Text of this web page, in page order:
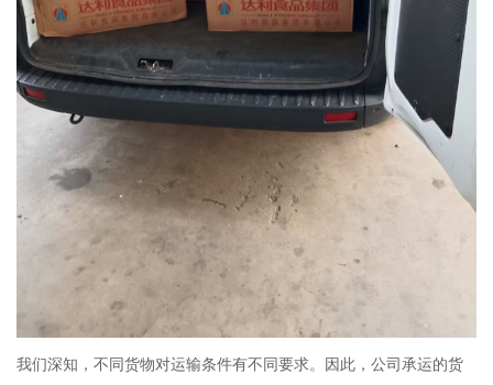
我们深知，不同货物对运输条件有不同要求。因此，公司承运的货